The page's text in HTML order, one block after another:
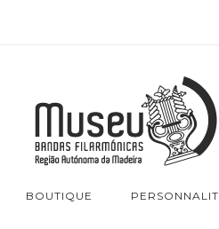
BOUTIQUE